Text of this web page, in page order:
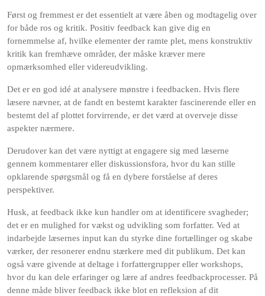
Først og fremmest er det essentielt at være åben og modtagelig over
for både ros og kritik. Positiv feedback kan give dig en
fornemmelse af, hvilke elementer der ramte plet, mens konstruktiv
kritik kan fremhæve områder, der måske kræver mere
opmærksomhed eller videreudvikling.
Det er en god idé at analysere mønstre i feedbacken. Hvis flere
læsere nævner, at de fandt en bestemt karakter fascinerende eller en
bestemt del af plottet forvirrende, er det værd at overveje disse
aspekter nærmere.
Derudover kan det være nyttigt at engagere sig med læserne
gennem kommentarer eller diskussionsfora, hvor du kan stille
opklarende spørgsmål og få en dybere forståelse af deres
perspektiver.
Husk, at feedback ikke kun handler om at identificere svagheder;
det er en mulighed for vækst og udvikling som forfatter. Ved at
indarbejde læsernes input kan du styrke dine fortællinger og skabe
værker, der resonerer endnu stærkere med dit publikum. Det kan
også være givende at deltage i forfattergrupper eller workshops,
hvor du kan dele erfaringer og lære af andres feedbackprocesser. På
denne måde bliver feedback ikke blot en refleksion af dit